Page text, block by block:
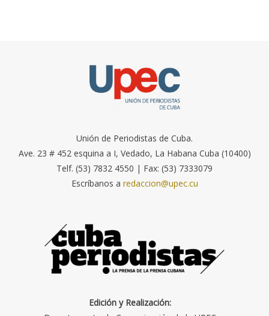
Unión de Periodistas de Cuba.
Ave. 23 # 452 esquina a I, Vedado, La Habana Cuba (10400)
Telf. (53) 7832 4550 | Fax: (53) 7333079
Escríbanos a redaccion@upec.cu
Edición y Realización: